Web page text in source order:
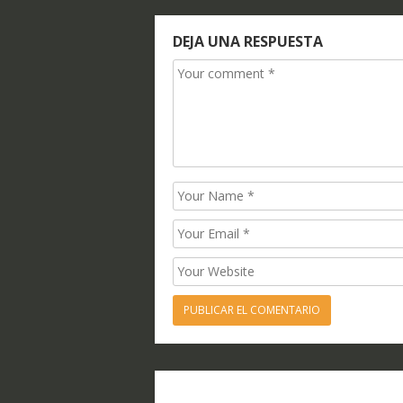
entradas
DEJA UNA RESPUESTA
Comment
Name
Email
Website